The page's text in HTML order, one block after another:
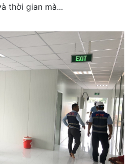
thời gian mà...